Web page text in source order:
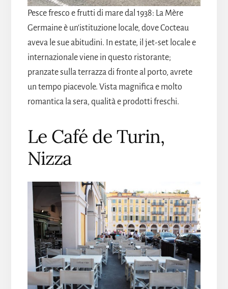
Pesce fresco e frutti di mare dal 1938: La Mère
Germaine è un'istituzione locale, dove Cocteau
aveva le sue abitudini. In estate, il jet-set locale e
internazionale viene in questo ristorante;
pranzate sulla terrazza di fronte al porto, avrete
un tempo piacevole. Vista magnifica e molto
romantica la sera, qualità e prodotti freschi.
Le Café de Turin,
Nizza